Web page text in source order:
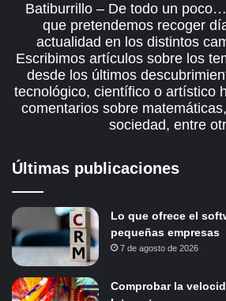
Batiburrillo – De todo un
que pretendemos recoger
actualidad en los distintos
Escribimos artículos sobre los
desde los últimos
tecnológico, científico o artístico
comentarios sobre
sociedad, entre
Últimas publicaciones
Lo que ofrece el
pequeñas empresas
7 de agosto de 2026
Comprobar la